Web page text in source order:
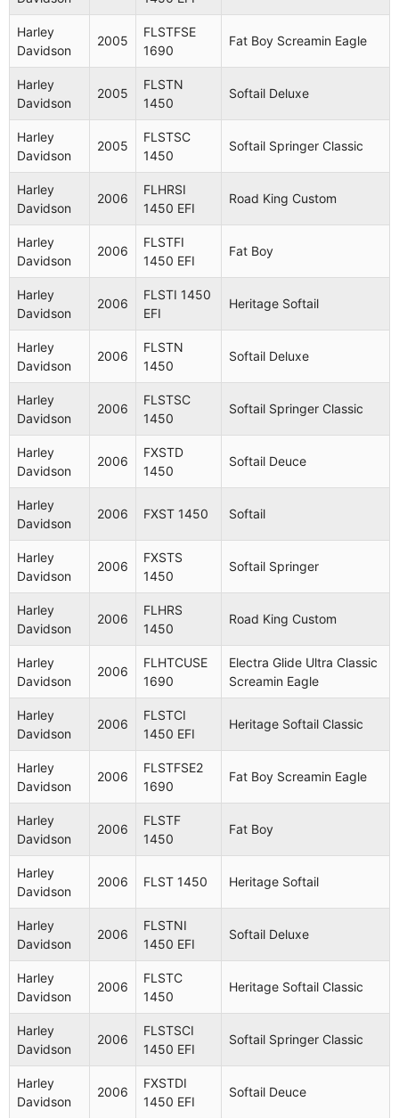
Harley
Davidson
2005
FLSTFSE
1690
Fat Boy Screamin Eagle
Harley
Davidson
2005
FLSTN
1450
Softail Deluxe
Harley
Davidson
2005
FLSTSC
1450
Softail Springer Classic
Harley
Davidson
2006
FLHRSI
1450 EFI
Road King Custom
Harley
Davidson
2006
FLSTFI
1450 EFI
Fat Boy
Harley
Davidson
2006
FLSTI 1450
EFI
Heritage Softail
Harley
Davidson
2006
FLSTN
1450
Softail Deluxe
Harley
Davidson
2006
FLSTSC
1450
Softail Springer Classic
Harley
Davidson
2006
FXSTD
1450
Softail Deuce
Harley
Davidson
2006 FXST 1450 Softail
Harley
Davidson
2006
FXSTS
1450
Softail Springer
Harley
Davidson
2006
FLHRS
1450
Road King Custom
Harley
Davidson
2006
FLHTCUSE
1690
Electra Glide Ultra Classic
Screamin Eagle
Harley
Davidson
2006
FLSTCI
1450 EFI
Heritage Softail Classic
Harley
Davidson
2006
FLSTFSE2
1690
Fat Boy Screamin Eagle
Harley
Davidson
2006
FLSTF
1450
Fat Boy
Harley
Davidson
2006 FLST 1450 Heritage Softail
Harley
Davidson
2006
FLSTNI
1450 EFI
Softail Deluxe
Harley
Davidson
2006
FLSTC
1450
Heritage Softail Classic
Harley
Davidson
2006
FLSTSCI
1450 EFI
Softail Springer Classic
Harley
Davidson
2006
FXSTDI
1450 EFI
Softail Deuce